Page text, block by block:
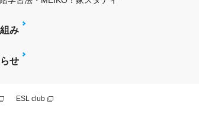
み
せ
ESL club